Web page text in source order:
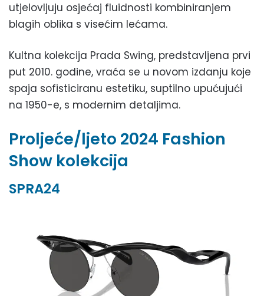
utjelovljuju osjećaj fluidnosti kombiniranjem
blagih oblika s visećim lećama.
Kultna kolekcija Prada Swing, predstavljena prvi
put 2010. godine, vraća se u novom izdanju koje
spaja sofisticiranu estetiku, suptilno upućujući
na 1950-e, s modernim detaljima.
Proljeće/ljeto 2024 Fashion
Show kolekcija
SPRA24